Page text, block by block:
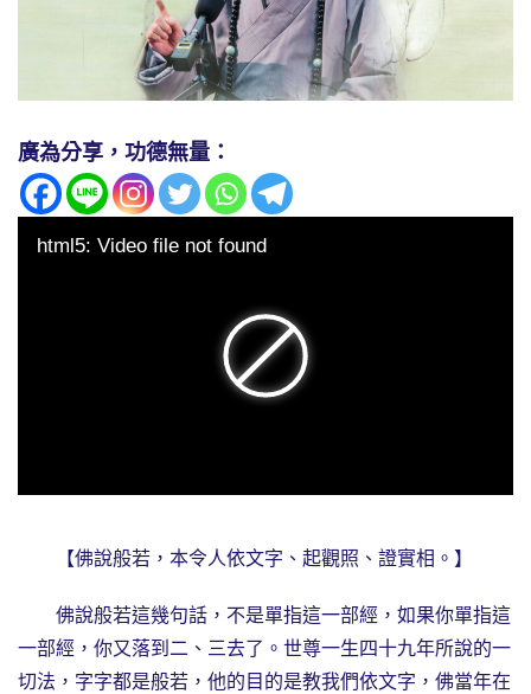
廣為分享，功德無量：
html5: Video file not found
【佛說般若，本令人依文字、起觀照、證實相。】
佛說般若這幾句話，不是單指這一部經，如果你單指這
一部經，你又落到二、三去了。世尊一生四十九年所說的一
切法，字字都是般若，他的目的是教我們依文字，佛當年在